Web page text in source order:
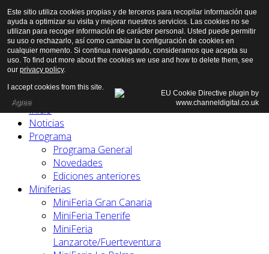
Inicio
Noticias
Programa
Programa General
Novedades
Ediciones anteriores
Miniferias
MiniFeria Gran Canaria
MiniFeria Tenerife
MiniFeria
Lanzarote/Fuerteventura
Este sitio utiliza cookies propias y de terceros para recopilar información que
ayuda a optimizar su visita y mejorar nuestros servicios. Las cookies no se
utilizan para recoger información de carácter personal. Usted puede permitir
su uso o rechazarlo, así como cambiar la configuración de cookies en
cualquier momento. Si continua navegando, consideramos que acepta su
uso. To find out more about the cookies we use and how to delete them, see
our privacy policy.
I accept cookies from this site.
Agree